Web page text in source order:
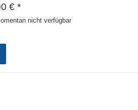
€*
nicht verfügbar